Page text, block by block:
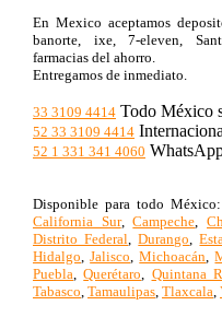
En Mexico aceptamos
banorte, ixe, 7-eleven,
farmacias del ahorro.
Entregamos de inmediato.
33 3109 4414 Todo México
52 33 3109 4414
52 1 331 341 4060
Disponible para todo
California Sur,Campeche,
Distrito Federal,Durango,
Hidalgo,Jalisco,Michoacán,
Puebla,Querétaro, Quintana
Tabasco, Tamaulipas, Tlaxcala,